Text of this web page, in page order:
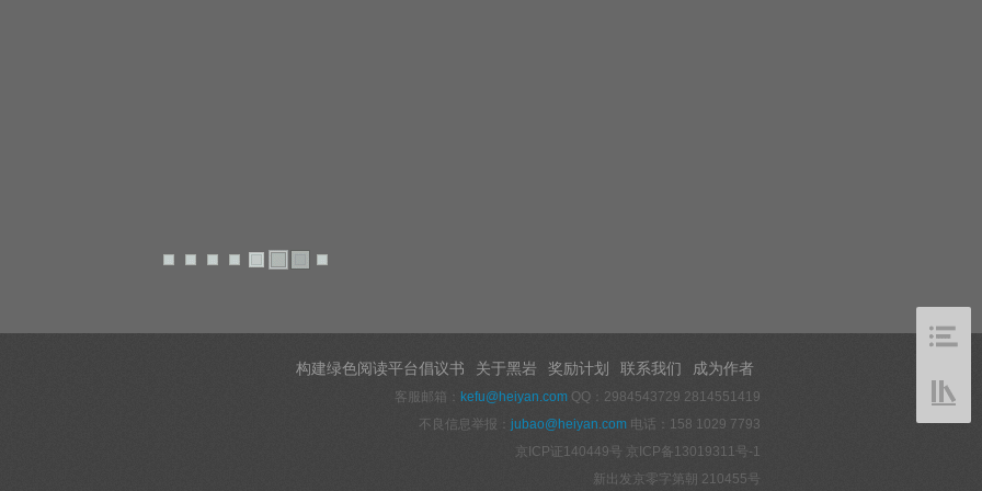
构建绿色阅读平台倡议书 关于黑岩 奖励计划 联系我们 成为作者
客服邮箱： kefu@heiyan.com QQ：2984543729 2814551419
不良信息举报： jubao@heiyan.com 电话：158 1029 7793
京ICP证140449号 京ICP备13019311号-1
新出发京零字第朝 210455号